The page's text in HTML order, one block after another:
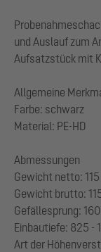
und Auslauf zum
Aufsatzstück mit
Allgemeine
Farbe: schwarz
Material: PE-HD
Abmessungen
Gewicht netto: 115
Gewicht brutto:
Gefällesprung:
Einbautiefe: 825 -
Art der